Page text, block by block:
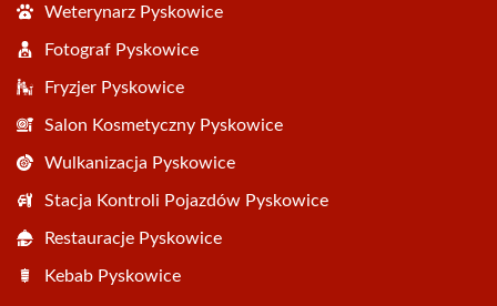
Weterynarz Pyskowice
Fotograf Pyskowice
Fryzjer Pyskowice
Salon Kosmetyczny Pyskowice
Wulkanizacja Pyskowice
Stacja Kontroli Pojazdów Pyskowice
Restauracje Pyskowice
Kebab Pyskowice